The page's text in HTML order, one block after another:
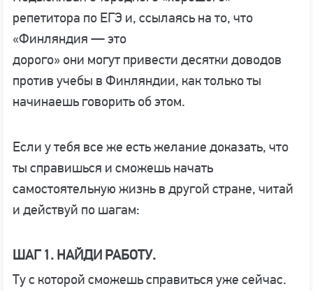
репетитора по ЕГЭ и, ссылаясь на то, что
«Финляндия — это
дорого» они могут привести десятки доводов
против учебы в Финляндии, как только ты
начинаешь говорить об этом.
Если у тебя все же есть желание доказать, что
ты справишься и сможешь начать
самостоятельную жизнь в другой стране, читай
и действуй по шагам:
ШАГ 1. НАЙДИ РАБОТУ.
Ту с которой сможешь справиться уже сейчас.